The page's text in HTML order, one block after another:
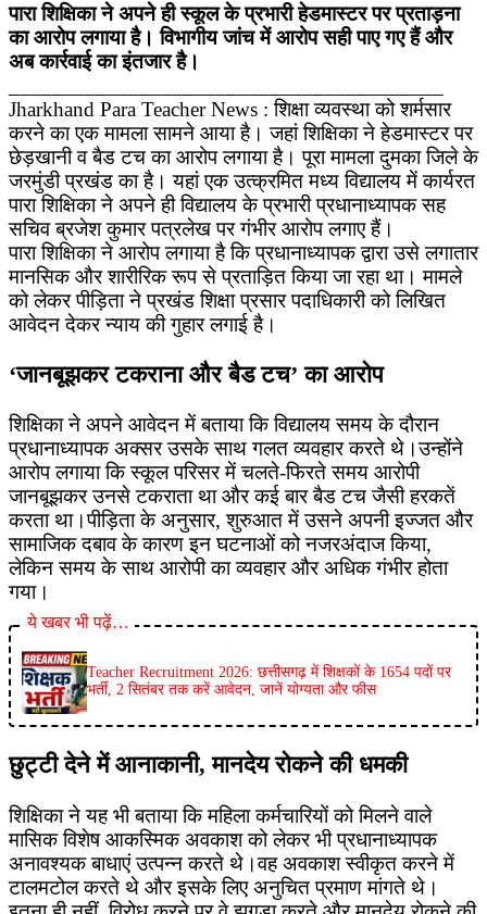
पारा शिक्षिका ने अपने ही स्कूल के प्रभारी हेडमास्टर पर प्रताड़ना
का आरोप लगाया है। विभागीय जांच में आरोप सही पाए गए हैं और
अब कार्रवाई का इंतजार है।
Jharkhand Para Teacher News : शिक्षा व्यवस्था को शर्मसार
करने का एक मामला सामने आया है। जहां शिक्षिका ने हेडमास्टर पर
छेड़खानी व बैड टच का आरोप लगाया है। पूरा मामला दुमका जिले के
जरमुंडी प्रखंड का है। यहां एक उत्क्रमित मध्य विद्यालय में कार्यरत
पारा शिक्षिका ने अपने ही विद्यालय के प्रभारी प्रधानाध्यापक सह
सचिव ब्रजेश कुमार पत्रलेख पर गंभीर आरोप लगाए हैं।
पारा शिक्षिका ने आरोप लगाया है कि प्रधानाध्यापक द्वारा उसे लगातार
मानसिक और शारीरिक रूप से प्रताड़ित किया जा रहा था। मामले
को लेकर पीड़िता ने प्रखंड शिक्षा प्रसार पदाधिकारी को लिखित
आवेदन देकर न्याय की गुहार लगाई है।
‘जानबूझकर टकराना और बैड टच’ का आरोप
शिक्षिका ने अपने आवेदन में बताया कि विद्यालय समय के दौरान
प्रधानाध्यापक अक्सर उसके साथ गलत व्यवहार करते थे।उन्होंने
आरोप लगाया कि स्कूल परिसर में चलते-फिरते समय आरोपी
जानबूझकर उनसे टकराता था और कई बार बैड टच जैसी हरकतें
करता था।पीड़िता के अनुसार, शुरुआत में उसने अपनी इज्जत और
सामाजिक दबाव के कारण इन घटनाओं को नजरअंदाज किया,
लेकिन समय के साथ आरोपी का व्यवहार और अधिक गंभीर होता
गया।
ये खबर भी पढ़ें…
Teacher Recruitment 2026: छत्तीसगढ़ में शिक्षकों के 1654 पदों पर
भर्ती, 2 सितंबर तक करें आवेदन, जानें योग्यता और फीस
छुट्टी देने में आनाकानी, मानदेय रोकने की धमकी
शिक्षिका ने यह भी बताया कि महिला कर्मचारियों को मिलने वाले
मासिक विशेष आकस्मिक अवकाश को लेकर भी प्रधानाध्यापक
अनावश्यक बाधाएं उत्पन्न करते थे।वह अवकाश स्वीकृत करने में
टालमटोल करते थे और इसके लिए अनुचित प्रमाण मांगते थे।